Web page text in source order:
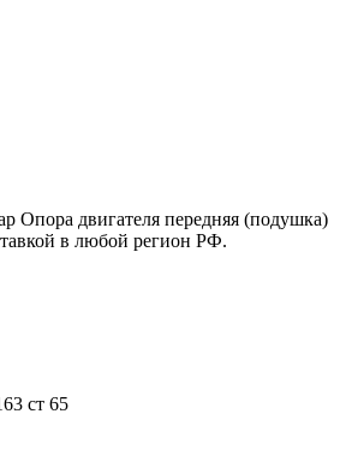
Опора двигателя передняя (подушка)
в любой регион РФ.
ст 65